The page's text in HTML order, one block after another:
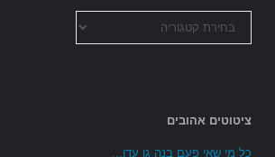
הקטגוריות
ציטוטים אהובים
כל מי שאי פעם בנה גן עדן...